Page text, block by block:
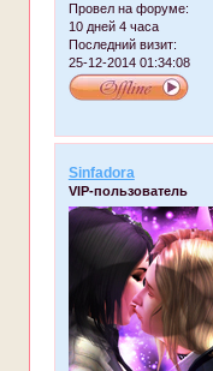
Провел на форуме:
10 дней 4 часа
Последний визит:
25-12-2014 01:34:08
Sinfadora
VIP-пользователь